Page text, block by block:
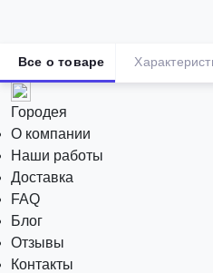
Городея
О компании
Наши работы
Доставка
FAQ
Блог
Отзывы
Контакты
Все о товаре